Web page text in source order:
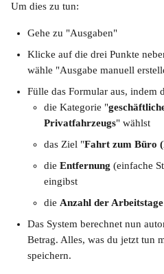
Um dies zu tun:
Gehe zu "Ausgaben"
Klicke auf die drei Punkte
wähle "Ausgabe manuell
Fülle das Formular aus, indem
die Kategorie "
Privatfahrzeugs" wählst
das Ziel "Fahrt zum Büro
die Entfernung (einfache
eingibst
die Anzahl der Arbeitstage
Das System berechnet nun
Betrag. Alles, was du jetzt tun
speichern.